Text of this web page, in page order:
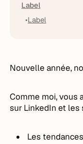
Label
Label
Nouvelle année,
Comme moi, vous
sur LinkedIn et les
Les